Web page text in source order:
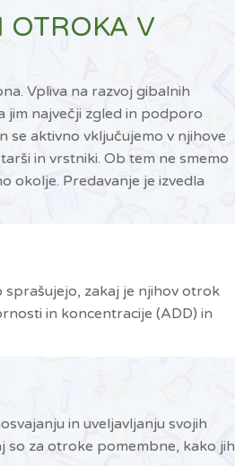
OTROKA V
Vpliva na razvoj gibalnih
jim največji zgled in podporo
se aktivno vključujemo v njihove
in vrstniki. Ob tem ne smemo
okolje. Predavanje je izvedla
zakaj je njihov otrok
in koncentracije (ADD) in
in uveljavljanju svojih
so za otroke pomembne, kako jih